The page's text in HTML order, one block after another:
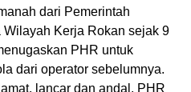
dari Pemerintah
Wilayah Kerja Rokan sejak 9
PHR untuk
dari operator sebelumnya.
lancar dan andal. PHR